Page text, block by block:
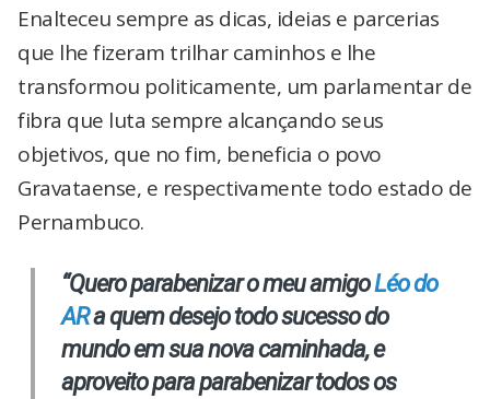
Enalteceu sempre as dicas, ideias e parcerias
que lhe fizeram trilhar caminhos e lhe
transformou politicamente, um parlamentar de
fibra que luta sempre alcançando seus
objetivos, que no fim, beneficia o povo
Gravataense, e respectivamente todo estado de
Pernambuco.
“Quero parabenizar o meu amigoLéo do
ARa quem desejo todo sucesso do
mundo em sua nova caminhada, e
aproveito para parabenizar todos os